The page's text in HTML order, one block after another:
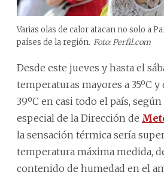
Varias olas de calor atacan no solo a
países de la región. Foto: Perfil.com
Desde este jueves y hasta el
temperaturas mayores a 35ºC
39ºC en casi todo el país,
especial de la Dirección de
la sensación térmica sería
temperatura máxima medida,
contenido de humedad en el